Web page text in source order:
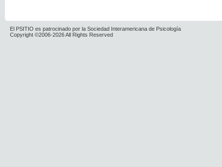
El PSITIO es patrocinado por la Sociedad Interamericana de Psicología
Copyright ©2006-2026 All Rights Reserved